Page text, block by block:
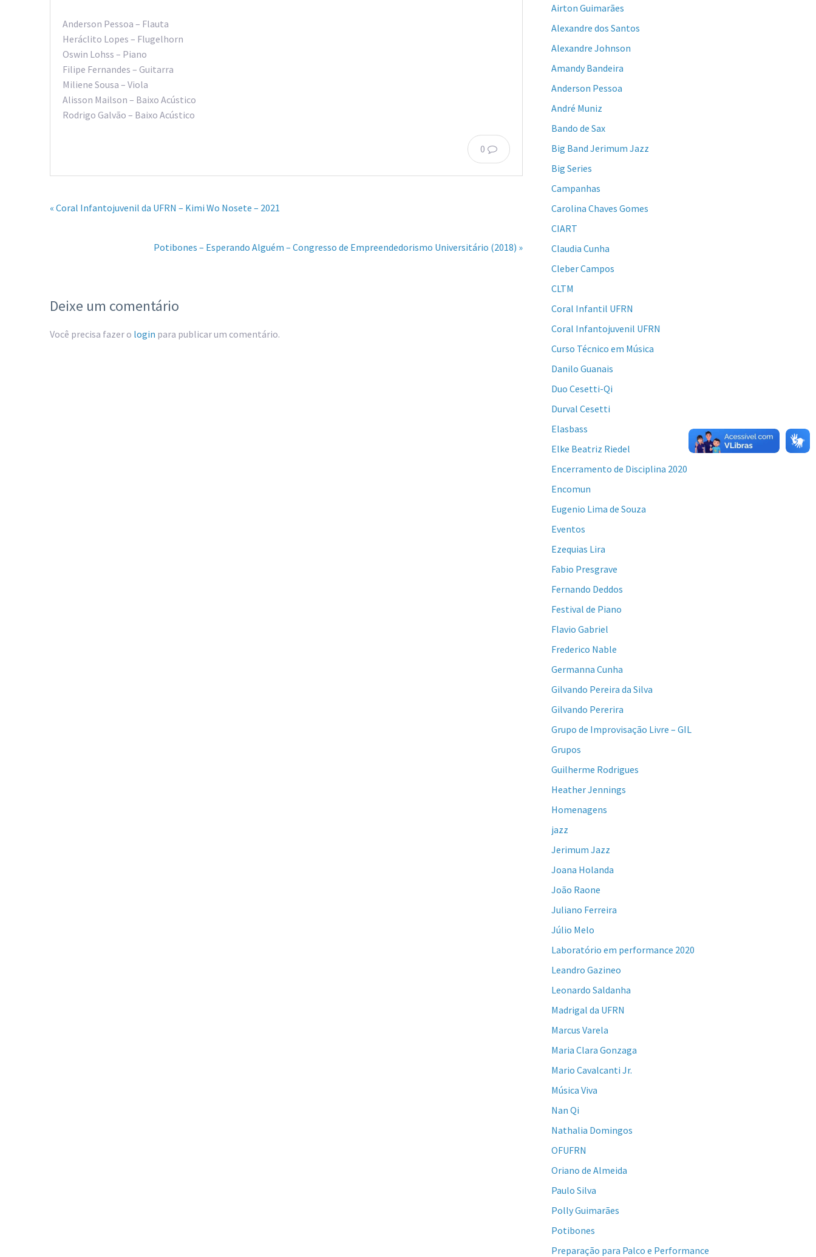
Anderson Pessoa – Flauta
Heráclito Lopes – Flugelhorn
Oswin Lohss – Piano
Filipe Fernandes – Guitarra
Miliene Sousa – Viola
Alisson Mailson – Baixo Acústico
Rodrigo Galvão – Baixo Acústico
0
« Coral Infantojuvenil da UFRN – Kimi Wo Nosete – 2021
Potibones – Esperando Alguém – Congresso de Empreendedorismo Universitário (2018) »
Deixe um comentário
Você precisa fazer o login para publicar um comentário.
Airton Guimarães
Alexandre dos Santos
Alexandre Johnson
Amandy Bandeira
Anderson Pessoa
André Muniz
Bando de Sax
Big Band Jerimum Jazz
Big Series
Campanhas
Carolina Chaves Gomes
CIART
Claudia Cunha
Cleber Campos
CLTM
Coral Infantil UFRN
Coral Infantojuvenil UFRN
Curso Técnico em Música
Danilo Guanais
Duo Cesetti-Qi
Durval Cesetti
Elasbass
Elke Beatriz Riedel
Encerramento de Disciplina 2020
Encomun
Eugenio Lima de Souza
Eventos
Ezequias Lira
Fabio Presgrave
Fernando Deddos
Festival de Piano
Flavio Gabriel
Frederico Nable
Germanna Cunha
Gilvando Pereira da Silva
Gilvando Pererira
Grupo de Improvisação Livre – GIL
Grupos
Guilherme Rodrigues
Heather Jennings
Homenagens
jazz
Jerimum Jazz
Joana Holanda
João Raone
Juliano Ferreira
Júlio Melo
Laboratório em performance 2020
Leandro Gazineo
Leonardo Saldanha
Madrigal da UFRN
Marcus Varela
Maria Clara Gonzaga
Mario Cavalcanti Jr.
Música Viva
Nan Qi
Nathalia Domingos
OFUFRN
Oriano de Almeida
Paulo Silva
Polly Guimarães
Potibones
Preparação para Palco e Performance